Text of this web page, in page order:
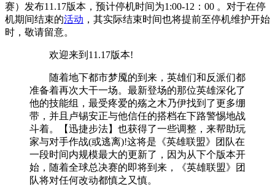
赛）发布11.17版本，预计停机时间为1:00-12：00 。对于在停
机期间结束的活动 ，其实际结束时间也将提前至停机维护开始
时，敬请留意。
欢迎来到11.17版本!
随着地下都市梦魇的到来，英雄们和反派们都
准备着再次大干一场。最新登场的那位英雄深化了
他的技能组，最受疼爱的殇之木乃伊找到了更多绷
带，并且卢锡安正与他信任的搭档在下路警惕地战
斗着。【迅捷步法】也获得了一些调整，来帮助玩
家与对手作战(或逃离)!这将是《英雄联盟》团队在
一段时间内规模最大的更新了，因为从下个版本开
始，随着全球总决赛的即将到来，《英雄联盟》团
队将对任何改动都慎之又慎。